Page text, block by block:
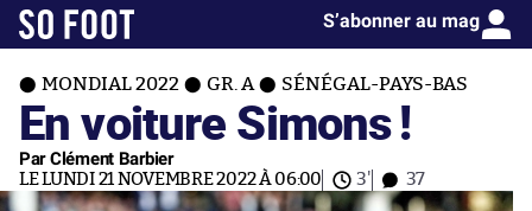
S’abonner au mag
MONDIAL 2022 GR. A SÉNÉGAL-PAYS-BAS
En voiture Simons !
Par Clément Barbier
LE LUNDI 21 NOVEMBRE 2022 À 06:00 3' 37